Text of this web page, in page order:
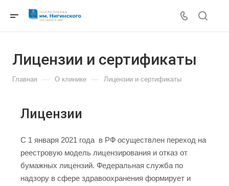
Лицензии и сертификаты
Главная — О клинике — Лицензии и сертификаты
Лицензии
C 1 января 2021 года в РФ осуществлен переход на
реестровую модель лицензирования и отказ от
бумажных лицензий. Федеральная служба по
надзору в сфере здравоохранения формирует и